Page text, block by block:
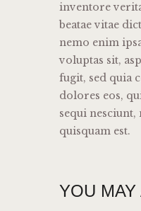
inventore
beatae vitae
nemo enim
voluptas sit,
fugit, sed quia
dolores eos,
sequi
quisquam est.
YOU